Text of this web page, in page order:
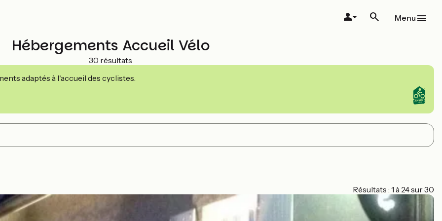
Menu
Hébergements Accueil Vélo
30 résultats
adaptés à l'accueil des cyclistes.
Résultats : 1 à 24 sur 30